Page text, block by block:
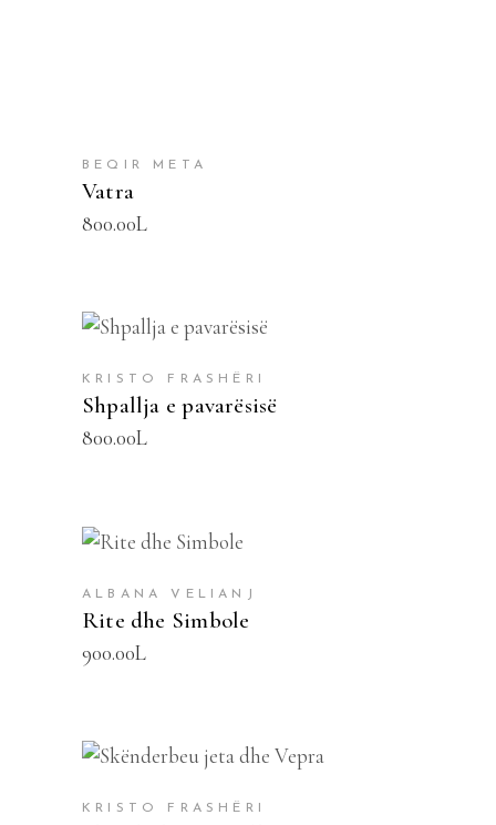
BEQIR META
Vatra
800.00L
SHTOJE NË SHPORTË
KRISTO FRASHËRI
Shpallja e pavarësisë
800.00L
ALBANA VELIANJ
Rite dhe Simbole
900.00L
SHTOJE NË SHPORTË
KRISTO FRASHËRI